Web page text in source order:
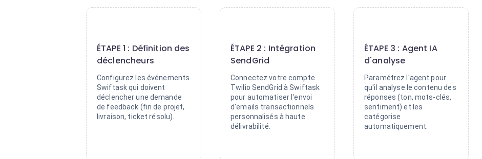
ÉTAPE 1 : Définition des
déclencheurs
Configurez les événements
Swiftask qui doivent
déclencher une demande
de feedback (fin de projet,
livraison, ticket résolu).
ÉTAPE 2 : Intégration
SendGrid
Connectez votre compte
Twilio SendGrid à Swiftask
pour automatiser l'envoi
d'emails transactionnels
personnalisés à haute
délivrabilité.
ÉTAPE 3 : Agent IA
d'analyse
Paramétrez l'agent pour
qu'il analyse le contenu des
réponses (ton, mots-clés,
sentiment) et les
catégorise
automatiquement.